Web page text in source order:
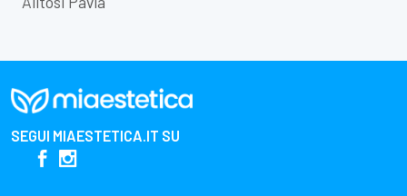
SEGUI MIAESTETICA.IT SU